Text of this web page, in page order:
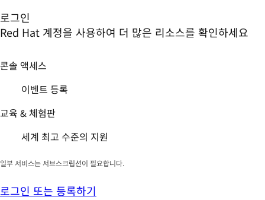
로그인
Red Hat 계정을 사용하여 더 많은 리소스를 확인하세요
콘솔 액세스
이벤트 등록
교육 & 체험판
세계 최고 수준의 지원
일부 서비스는 서브스크립션이 필요합니다.
로그인 또는 등록하기